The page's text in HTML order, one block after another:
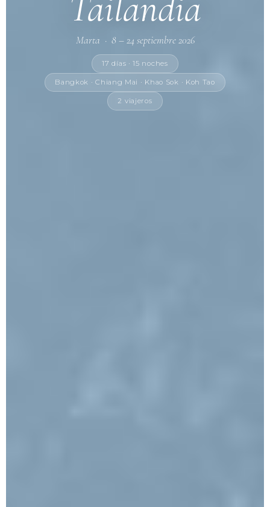
Marta · 8 – 24 septiembre 2026
17 días · 15 noches
Bangkok · Chiang Mai · Khao Sok · Koh Tao
2 viajeros